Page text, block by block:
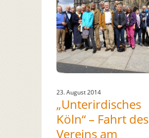
23. August 2014
„Unterirdisches
Köln“ – Fahrt des
Vereins am